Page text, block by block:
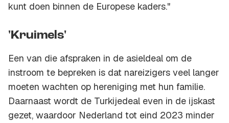
kunt doen binnen de Europese kaders."
'Kruimels'
Een van die afspraken in de asieldeal om de
instroom te bepreken is dat nareizigers veel langer
moeten wachten op hereniging met hun familie.
Daarnaast wordt de Turkijedeal even in de ijskast
gezet, waardoor Nederland tot eind 2023 minder